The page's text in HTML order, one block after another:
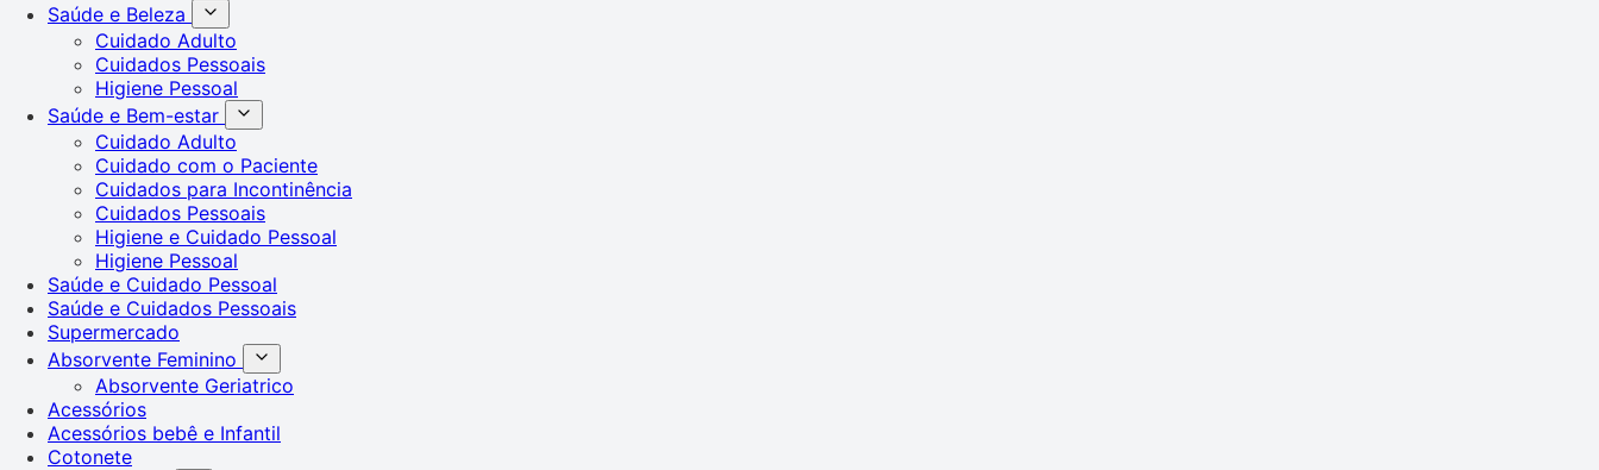
Saúde e Beleza
Cuidado Adulto
Cuidados Pessoais
Higiene Pessoal
Saúde e Bem-estar
Cuidado Adulto
Cuidado com o Paciente
Cuidados para Incontinência
Cuidados Pessoais
Higiene e Cuidado Pessoal
Higiene Pessoal
Saúde e Cuidado Pessoal
Saúde e Cuidados Pessoais
Supermercado
Absorvente Feminino
Absorvente Geriatrico
Acessórios
Acessórios bebê e Infantil
Cotonete